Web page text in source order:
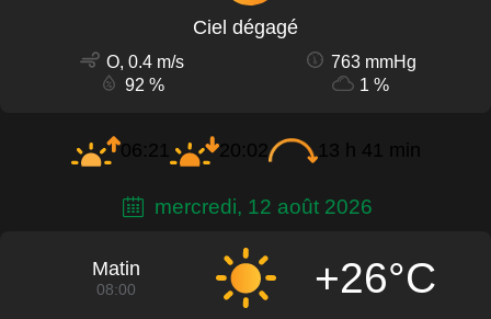
Ciel dégagé
O, 0.4 m/s
763 mmHg
92 %
1 %
06:21 20:02 13 h 41 min
mercredi, 12 août 2026
Matin
08:00 +26°C